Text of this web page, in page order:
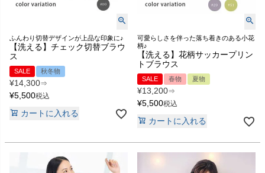
ふんわり切替デザインが上品な印象に♪
【洗える】チェック切替ブラウ
ス
SALE 秋冬物
¥14,300⇒
¥5,500税込
カートに入れる
可愛らしさを伴った落ち着きのある小花
柄♪
【洗える】花柄サッカープリン
トブラウス
SALE 春物 夏物
¥13,200⇒
¥5,500税込
カートに入れる